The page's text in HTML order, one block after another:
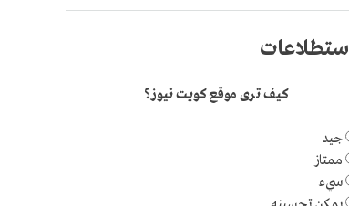
كيف ترى موقع كويت نيوز؟
جيد
ممتاز
سيء